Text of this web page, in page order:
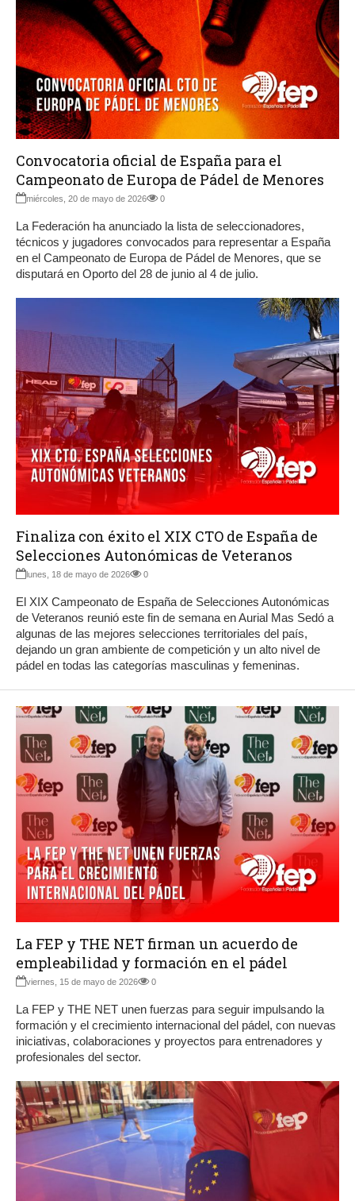
Convocatoria oficial de España para el
Campeonato de Europa de Pádel de Menores
miércoles, 20 de mayo de 2026 0
La Federación ha anunciado la lista de seleccionadores,
técnicos y jugadores convocados para representar a España
en el Campeonato de Europa de Pádel de Menores, que se
disputará en Oporto del 28 de junio al 4 de julio.
Finaliza con éxito el XIX CTO de España de
Selecciones Autonómicas de Veteranos
lunes, 18 de mayo de 2026 0
El XIX Campeonato de España de Selecciones Autonómicas
de Veteranos reunió este fin de semana en Aurial Mas Sedó a
algunas de las mejores selecciones territoriales del país,
dejando un gran ambiente de competición y un alto nivel de
pádel en todas las categorías masculinas y femeninas.
La FEP y THE NET firman un acuerdo de
empleabilidad y formación en el pádel
viernes, 15 de mayo de 2026 0
La FEP y THE NET unen fuerzas para seguir impulsando la
formación y el crecimiento internacional del pádel, con nuevas
iniciativas, colaboraciones y proyectos para entrenadores y
profesionales del sector.